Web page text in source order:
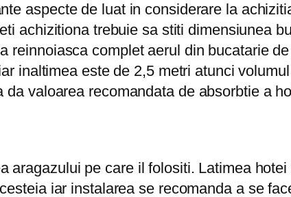
aspecte de luat in considerare la
achizitiona trebuie sa stiti dimensiunea
complet aerul din bucatarie
inaltimea este de 2,5 metri atunci
valoarea recomandata de absorbtie a
aragazului pe care il folositi. Latimea
iar instalarea se recomanda a se